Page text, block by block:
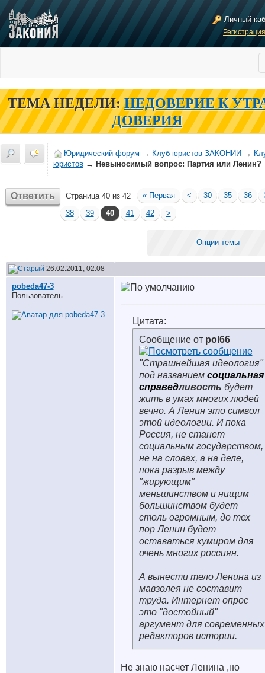
Личный
ТЕМА НЕДЕЛИ: НЕДОВЕРИЕ К
ДОВЕРИЯ
Юридический форум → Клуб юристов ЗАКОНИИ →
юристов → Невыносимый вопрос: Партия или Ленин?
Ответить Страница 40 из 42 «Первая < 30 35 36
38
39 40 41 42 >
Опции темы
26.02.2011, 02:08
pobeda47-3
Пользователь
Цитата:
Сообщение от pol66
"Страшнейшая идеология"
под названием социальная
справедливость будет
жить в умах многих людей
вечно. А Ленин это символ
этой идеологии. И пока
Россия, не станет
социальным государством,
не на словах, а на деле,
пока разрыв между
"жирующим"
меньшинством и нищим
большинством будет
столь огромным, до тех
пор Ленин будет
оставаться кумиром для
очень многих россиян.
А вынести тело Ленина из
мавзолея не составит
труда. Интернет опрос
это "достойный"
аргумент для современных
редакторов истории.
Не знаю насчет Ленина ,но